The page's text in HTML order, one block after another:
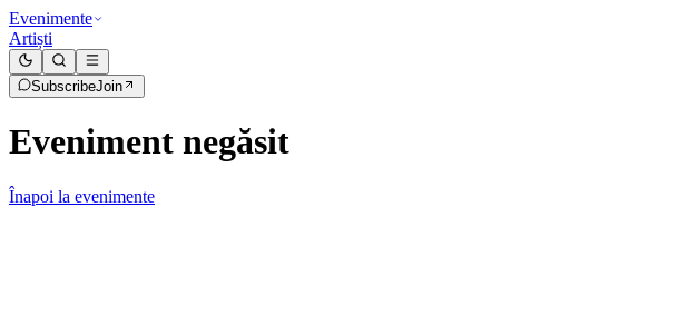
Evenimente
Artiști
SubscribeJoin
Eveniment negăsit
Înapoi la evenimente